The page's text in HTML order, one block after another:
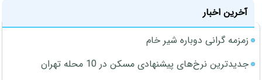
آخرین اخبار
زمزمه گرانی دوباره شیر خام
جدیدترین نرخ‌های پیشنهادی مسکن در 10 محله تهران